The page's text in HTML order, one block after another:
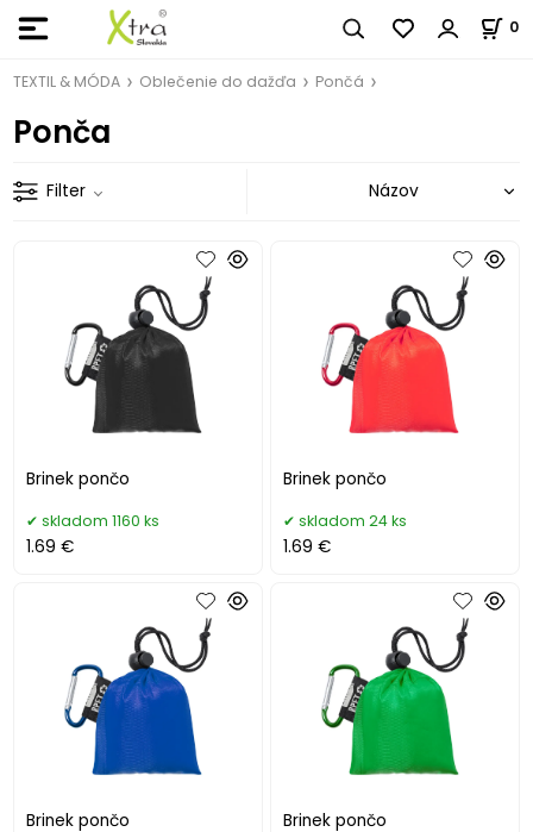
0
TEXTIL & MÓDA Oblečenie do dažďa Pončá
Ponča
Filter
Brinek pončo
skladom 1160 ks
1.69 €
Brinek pončo
skladom 24 ks
1.69 €
Brinek pončo Brinek pončo